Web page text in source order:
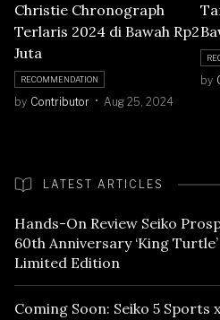
Christie Chronograph
Terlaris 2024 di Bawah Rp2
Juta
RECOMMENDATION
by Contributor Aug 25, 2024
by
LATEST ARTICLES
Hands-On Review Seiko
60th Anniversary ‘King
Limited Edition
Coming Soon: Seiko 5 Sports